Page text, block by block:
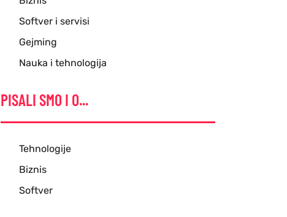
Softver i servisi
Gejming
Nauka i tehnologija
PISALI SMO I O...
Tehnologije
Biznis
Softver